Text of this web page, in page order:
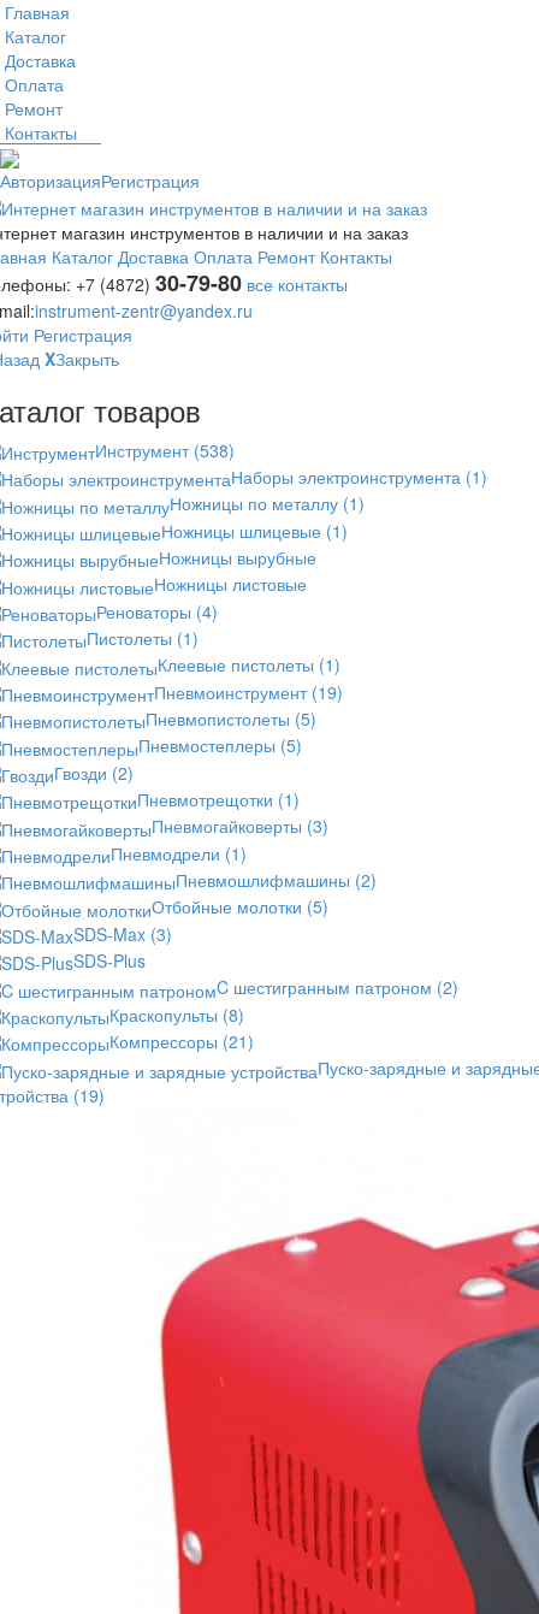
Главная
Каталог
Доставка
Оплата
Ремонт
Контакты
АвторизацияРегистрация
магазин инструментов в наличии и на заказ
Каталог Доставка Оплата Ремонт Контакты
+7 (4872) 30-79-80 все контакты
instrument-zentr@yandex.ru
Регистрация
XЗакрыть
товаров
Инструмент (538)
Наборы электроинструмента (1)
Ножницы по металлу (1)
Ножницы шлицевые (1)
Ножницы вырубные
Ножницы листовые
Реноваторы (4)
Пистолеты (1)
Клеевые пистолеты (1)
Пневмоинструмент (19)
Пневмопистолеты (5)
Пневмостеплеры (5)
Гвозди (2)
Пневмотрещотки (1)
Пневмогайковерты (3)
Пневмодрели (1)
Пневмошлифмашины (2)
Отбойные молотки (5)
SDS-Max (3)
SDS-Plus
C шестигранным патроном (2)
Краскопульты (8)
Компрессоры (21)
Пуско-зарядные и
(19)